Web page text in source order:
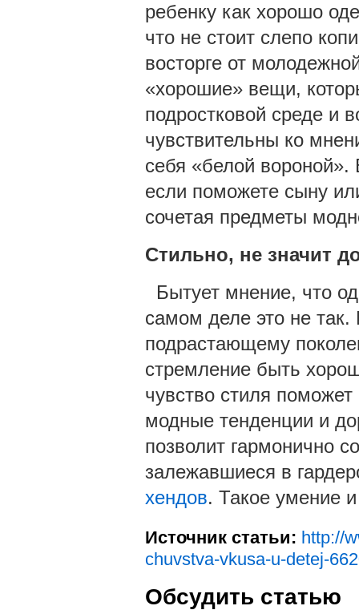
ребенку как хорошо
что не стоит слепо
восторге от
«хорошие» вещи,
подростковой среде и
чувствительны ко
себя «белой
если поможете сыну
сочетая предметы
Стильно, не значит
Бытует мнение, что
самом деле это не
подрастающему
стремление быть
чувство стиля
модные тенденции и
позволит гармонично
залежавшиеся в
хендов. Такое умение
Источник статьи: http://
chuvstva-vkusa-u-detej-
Обсудить статью